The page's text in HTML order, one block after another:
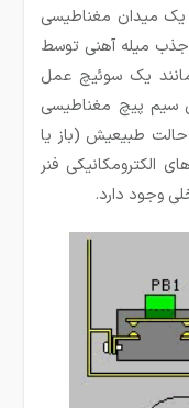
میدان مغناطیسی
میله آهنی توسط
یک سوئیچ عمل
سیم پیچ مغناطیسی
حالت طبیعیش (باز یا
الکترومکانیکی فنر
وجود دارد.